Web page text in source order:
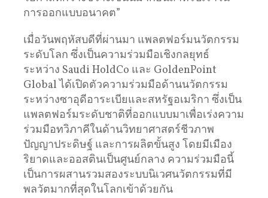
การออกแบบอนาคต”
เมื่อวันพฤหัสบดีที่ผ่านมา แพลตฟอร์มนวัตกรรม
ระดับโลก ซึ่งเป็นความร่วมมือเชิงกลยุทธ์
ระหว่าง Saudi HoldCo และ GoldenPoint
Global ได้เปิดตัวความร่วมมือด้านนวัตกรรม
ระหว่างซาอุดีอาระเบียและสหรัฐอเมริกา ซึ่งเป็น
แพลตฟอร์มระดับชาติที่ออกแบบมาเพื่อเร่งความ
ร่วมมือทวิภาคีในด้านวิทยาศาสตร์ชีวภาพ
ปัญญาประดิษฐ์ และการผลิตขั้นสูง โดยมีเมือง
ริยาดและออสตินเป็นศูนย์กลาง ความร่วมมือนี้
เป็นการผสานรวมสองระบบนิเวศนวัตกรรมที่มี
พลวัตมากที่สุดในโลกเข้าด้วยกัน